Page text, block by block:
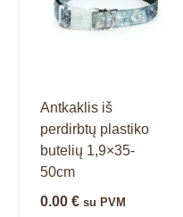
Antkaklis iš
perdirbtų plastiko
butelių 1,9×35-
50cm
0.00 € su PVM